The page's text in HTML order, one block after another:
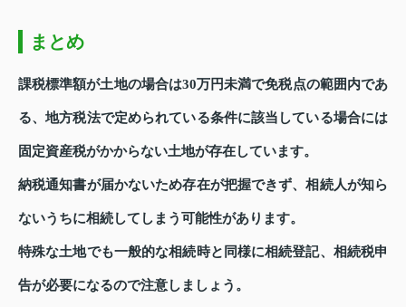
まとめ
課税標準額が土地の場合は30万円未満で免税点の範囲内であ
る、地方税法で定められている条件に該当している場合には
固定資産税がかからない土地が存在しています。
納税通知書が届かないため存在が把握できず、相続人が知ら
ないうちに相続してしまう可能性があります。
特殊な土地でも一般的な相続時と同様に相続登記、相続税申
告が必要になるので注意しましょう。